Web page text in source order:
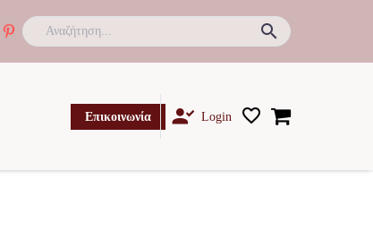
Επικοινωνία  Login